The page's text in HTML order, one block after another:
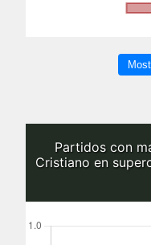
Partidos con
Cristiano en